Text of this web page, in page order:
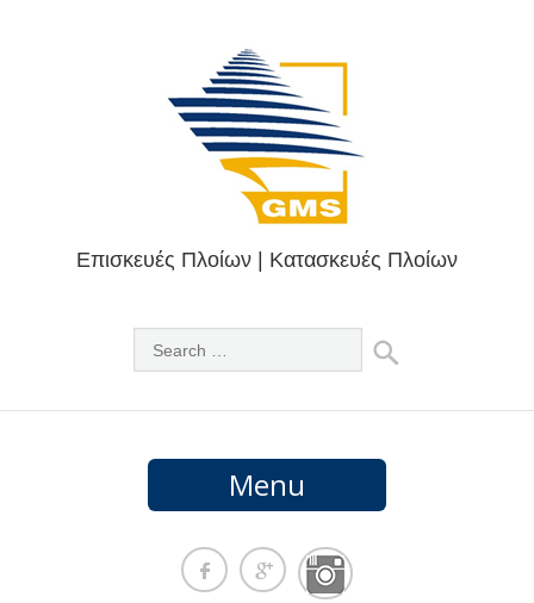
Επισκευές Πλοίων | Κατασκευές Πλοίων
Menu